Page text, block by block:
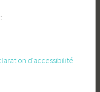
d'accessibilité